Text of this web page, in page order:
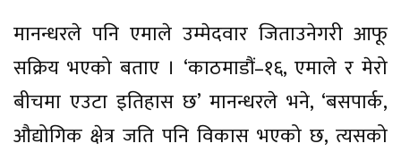
मानन्धरले पनि एमाले उम्मेदवार जिताउनेगरी आफू
सक्रिय भएको बताए । ‘काठमाडौं–१६, एमाले र मेरो
बीचमा एउटा इतिहास छ’ मानन्धरले भने, ‘बसपार्क,
औद्योगिक क्षेत्र जति पनि विकास भएको छ, त्यसको